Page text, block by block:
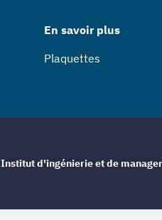
En savoir plus
Plaquettes
Institut d'ingénierie et de